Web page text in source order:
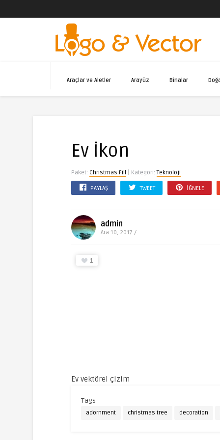
Araçlar ve Aletler Arayüz Binalar
Ev İkon
Paket: Christmas Fill | Kategori:Teknoloji
PAYLAŞ TWEET İĞNELE
admin
Ara 10, 2017 /
1
Ev vektörel çizim
Tags
adornment christmas tree decoration